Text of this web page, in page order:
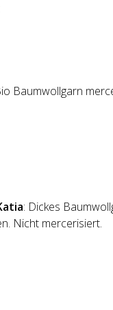
Baumwollgarn
: Dickes
Nicht mercerisiert.